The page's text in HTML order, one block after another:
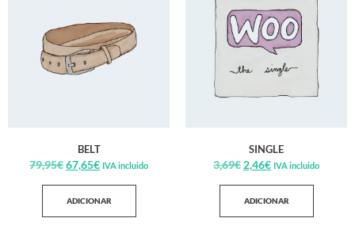
BELT
79,95€67,65€ IVA incluido
ADICIONAR
SINGLE
3,69€ 2,46€ IVA incluido
ADICIONAR